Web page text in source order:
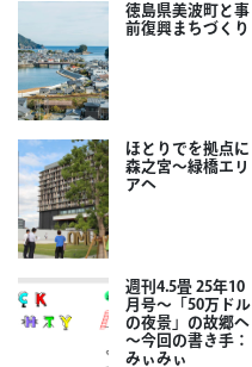
徳島県美波町と事
前復興まちづくり
ほとりでを拠点に
森之宮～緑橋エリ
アへ
週刊4.5畳 25年10
月号～「50万ドル
の夜景」の故郷へ
～今回の書き手：
みぃみぃ